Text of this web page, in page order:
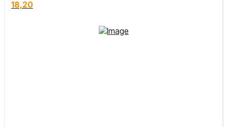
18,20